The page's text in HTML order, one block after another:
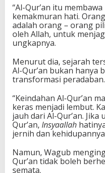
“Al-Qur’an itu
kemakmuran hati.
adalah orang – orang
oleh Allah, untuk
ungkapnya.
Menurut dia, sejarah
Al-Qur’an bukan hanya
transformasi peradaban.
“Keindahan Al-Qur’an
keras menjadi lembut.
jauh dari Al-Qur’an.
Qur’an, Insyaallah
jernih dan
Namun, Wagub
Qur’an tidak boleh
semata.